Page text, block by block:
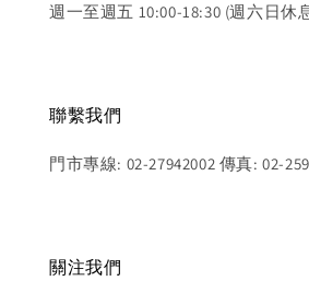
週一至週五 10:00-18:30 (週六日休
聯繫我們
門市專線: 02-27942002 傳真: 02-
關注我們